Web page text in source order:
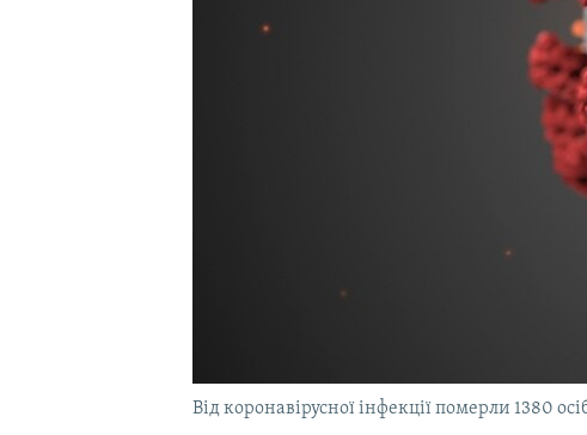
Від коронавірусної інфекції померли 1380